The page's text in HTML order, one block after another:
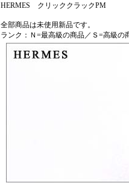
HERMES クリッククラックPM
全部商品は未使用新品です。
ランク：Ｎ=最高級の商品／Ｓ=高級の